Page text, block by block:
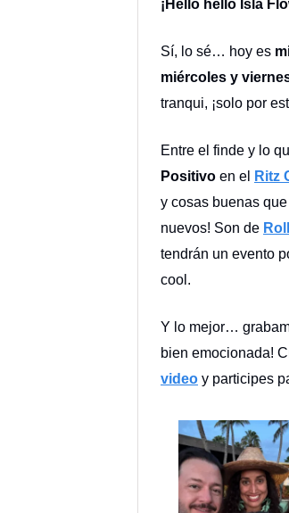
¡Hello hello Isla
Sí, lo sé… hoy es
miércoles y
tranqui, ¡solo por
Entre el finde y lo
Positivo en el Ritz
y cosas buenas
nuevos! Son de
tendrán un evento
cool.
Y lo mejor…
bien emocionada!
video y participes